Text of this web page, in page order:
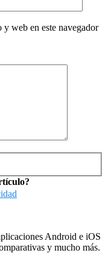
web en este navegador
Android e iOS
y mucho más.